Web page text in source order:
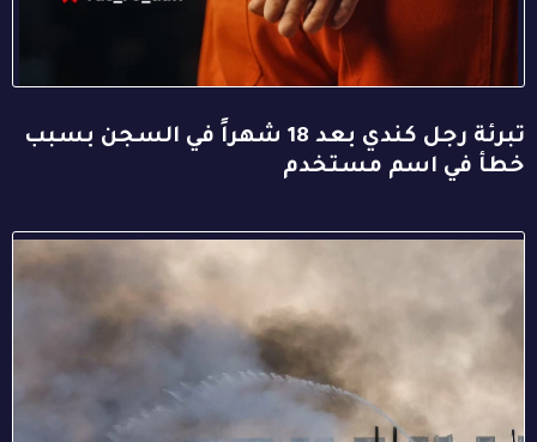
تبرئة رجل كندي بعد 18 شهراً في السجن بسبب
خطأ في اسم مستخدم